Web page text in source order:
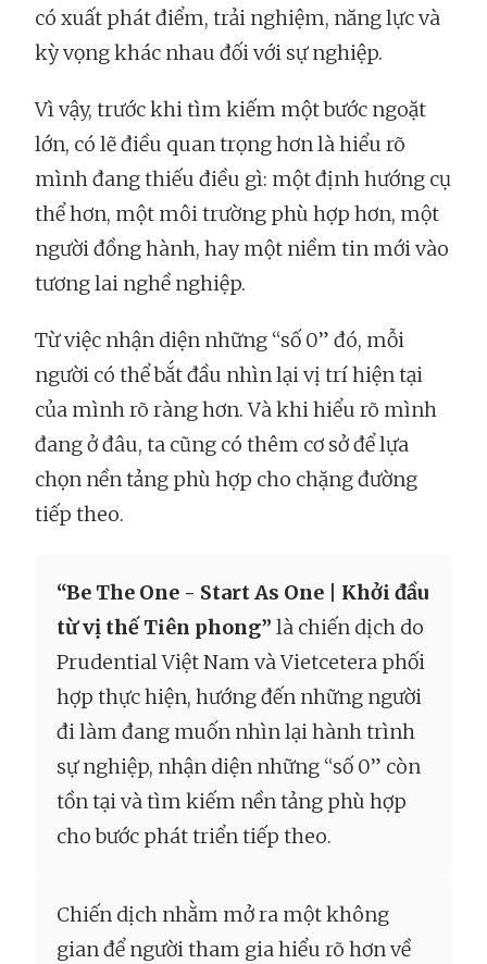
có xuất phát điểm, trải nghiệm, năng lực và
kỳ vọng khác nhau đối với sự nghiệp.
Vì vậy, trước khi tìm kiếm một bước ngoặt
lớn, có lẽ điều quan trọng hơn là hiểu rõ
mình đang thiếu điều gì: một định hướng cụ
thể hơn, một môi trường phù hợp hơn, một
người đồng hành, hay một niềm tin mới vào
tương lai nghề nghiệp.
Từ việc nhận diện những “số 0” đó, mỗi
người có thể bắt đầu nhìn lại vị trí hiện tại
của mình rõ ràng hơn. Và khi hiểu rõ mình
đang ở đâu, ta cũng có thêm cơ sở để lựa
chọn nền tảng phù hợp cho chặng đường
tiếp theo.
“Be The One - Start As One | Khởi đầu
từ vị thế Tiên phong” là chiến dịch do
Prudential Việt Nam và Vietcetera phối
hợp thực hiện, hướng đến những người
đi làm đang muốn nhìn lại hành trình
sự nghiệp, nhận diện những “số 0” còn
tồn tại và tìm kiếm nền tảng phù hợp
cho bước phát triển tiếp theo.
Chiến dịch nhằm mở ra một không
gian để người tham gia hiểu rõ hơn về